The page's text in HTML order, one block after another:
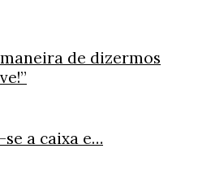
de dizermos
se a caixa e…